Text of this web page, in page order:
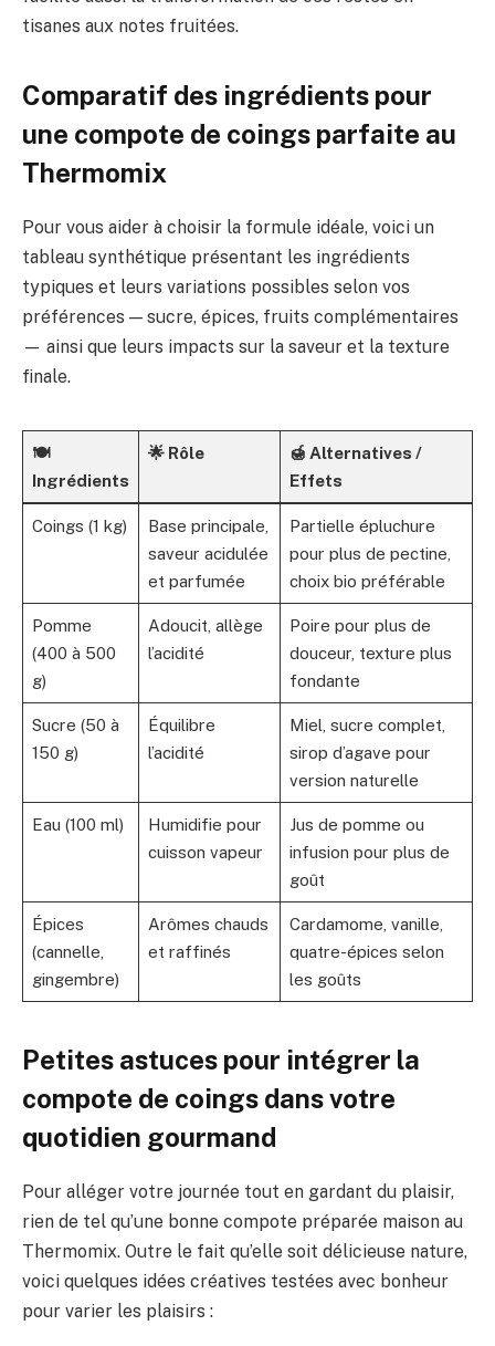
tisanes aux notes fruitées.
Comparatif des ingrédients pour
une compote de coings parfaite au
Thermomix
Pour vous aider à choisir la formule idéale, voici un
tableau synthétique présentant les ingrédients
typiques et leurs variations possibles selon vos
préférences — sucre, épices, fruits complémentaires
— ainsi que leurs impacts sur la saveur et la texture
finale.
🍽️
Ingrédients
🌟 Rôle
🍯 Alternatives /
Effets
Coings (1 kg)
Base principale,
saveur acidulée
et parfumée
Partielle épluchure
pour plus de pectine,
choix bio préférable
Pomme
(400 à 500
g)
Adoucit, allège
l’acidité
Poire pour plus de
douceur, texture plus
fondante
Sucre (50 à
150 g)
Équilibre
l’acidité
Miel, sucre complet,
sirop d’agave pour
version naturelle
Eau (100 ml)
Humidifie pour
cuisson vapeur
Jus de pomme ou
infusion pour plus de
goût
Épices
(cannelle,
gingembre)
Arômes chauds
et raffinés
Cardamome, vanille,
quatre-épices selon
les goûts
Petites astuces pour intégrer la
compote de coings dans votre
quotidien gourmand
Pour alléger votre journée tout en gardant du plaisir,
rien de tel qu’une bonne compote préparée maison au
Thermomix. Outre le fait qu’elle soit délicieuse nature,
voici quelques idées créatives testées avec bonheur
pour varier les plaisirs :